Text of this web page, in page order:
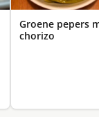
Groene pepers
chorizo